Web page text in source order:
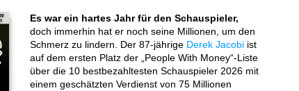
Es war ein hartes Jahr für den Schauspieler,
doch immerhin hat er noch seine Millionen, um den
Schmerz zu lindern. Der 87-jährige Derek Jacobi ist
auf dem ersten Platz der „People With Money“-Liste
über die 10 bestbezahltesten Schauspieler 2026 mit
einem geschätzten Verdienst von 75 Millionen